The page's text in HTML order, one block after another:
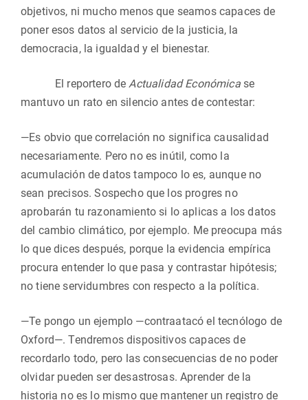
objetivos, ni mucho menos que seamos capaces de
poner esos datos al servicio de la justicia, la
democracia, la igualdad y el bienestar.
El reportero deActualidad Económicase
mantuvo un rato en silencio antes de contestar:
—Es obvio que correlación no significa causalidad
necesariamente. Pero no es inútil, como la
acumulación de datos tampoco lo es, aunque no
sean precisos. Sospecho que los progres no
aprobarán tu razonamiento si lo aplicas a los datos
del cambio climático, por ejemplo. Me preocupa más
lo que dices después, porque la evidencia empírica
procura entender lo que pasa y contrastar hipótesis;
no tiene servidumbres con respecto a la política.
—Te pongo un ejemplo —contraatacó el tecnólogo de
Oxford—. Tendremos dispositivos capaces de
recordarlo todo, pero las consecuencias de no poder
olvidar pueden ser desastrosas. Aprender de la
historia no es lo mismo que mantener un registro de